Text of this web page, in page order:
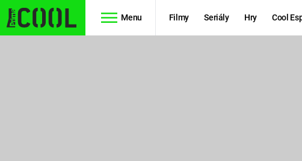
Menu Filmy Seriály Hry Cool